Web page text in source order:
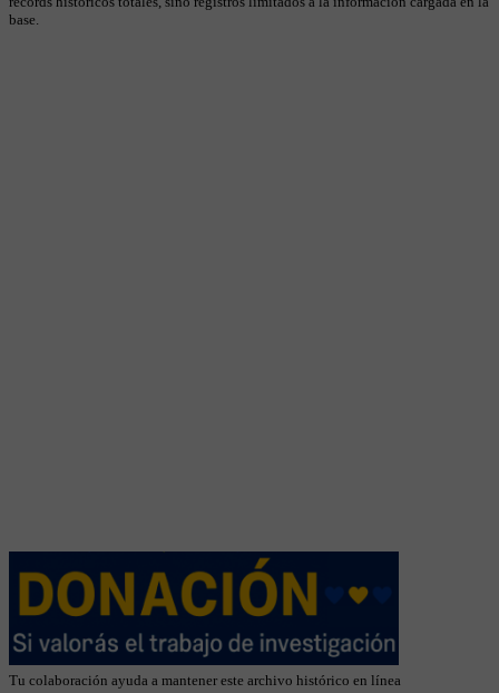
base.
Tu colaboración ayuda a mantener este archivo histórico en línea